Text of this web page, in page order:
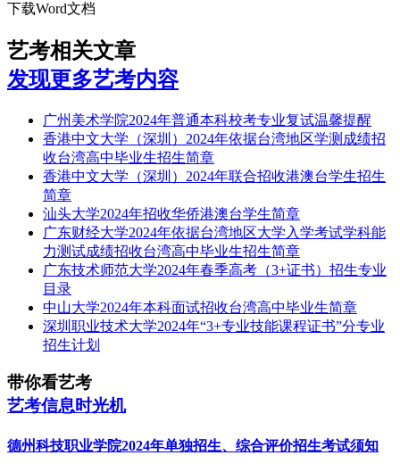
下载Word文档
艺考相关文章
发现更多艺考内容
广州美术学院2024年普通本科校考专业复试温馨提醒
香港中文大学（深圳）2024年依据台湾地区学测成绩招
收台湾高中毕业生招生简章
香港中文大学（深圳）2024年联合招收港澳台学生招生
简章
汕头大学2024年招收华侨港澳台学生简章
广东财经大学2024年依据台湾地区大学入学考试学科能
力测试成绩招收台湾高中毕业生招生简章
广东技术师范大学2024年春季高考（3+证书）招生专业
目录
中山大学2024年本科面试招收台湾高中毕业生简章
深圳职业技术大学2024年“3+专业技能课程证书”分专业
招生计划
带你看艺考
艺考信息时光机
德州科技职业学院2024年单独招生、综合评价招生考试须知